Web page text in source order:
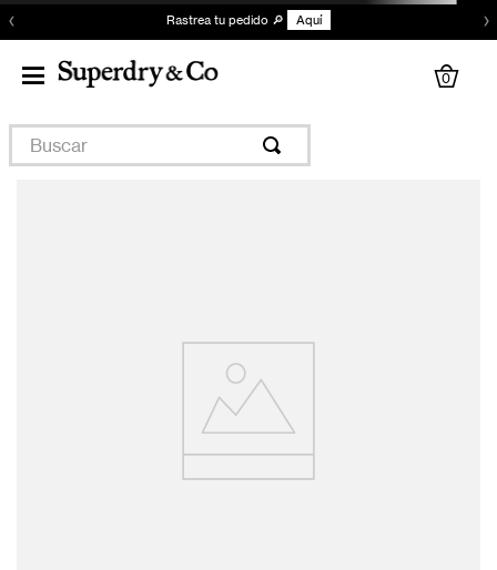
‹ Rastrea tu pedido 🔎 Aquí ›
0
Buscar